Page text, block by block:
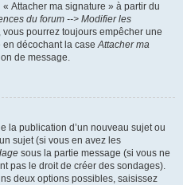
Attacher ma signature » à partir du
du forum --> Modifier les
vous pourrez toujours empêcher une
en décochant la caseAttacher ma
de message.
la publication d’un nouveau sujet ou
sujet (si vous en avez les
sous la partie message (si vous ne
pas le droit de créer des sondages).
deux options possibles, saisissez